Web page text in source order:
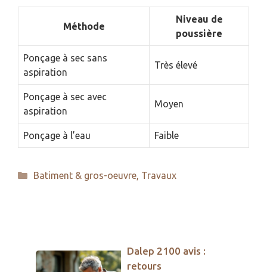
Méthode
Niveau de
poussière
Ponçage à sec sans
aspiration
Très élevé
Ponçage à sec avec
aspiration
Moyen
Ponçage à l’eau Faible
Catégories
Batiment & gros-oeuvre, Travaux
Dalep 2100 avis :
retours